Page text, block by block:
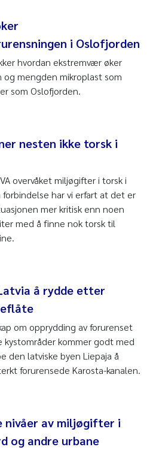
i Oslofjorden
hvordan ekstremvær øker
og mengden mikroplast som
som Oslofjorden.
nesten ikke torsk i
overvåket miljøgifter i torsk i
har vi erfart at det er
mer kritisk enn noen
med å finne nok torsk til
å rydde etter
om opprydding av forurenset
kystområder kommer godt med
den latviske byen Liepaja å
forurensede Karosta-kanalen.
nivåer av miljøgifter i
og andre urbane